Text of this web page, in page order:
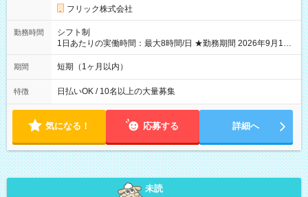
フリック株式会社
勤務時間
シフト制
1日あたりの実働時間：最大8時間/日 ★勤務期間 2026年9月16
日~2026年10月23日 短期勤務OK! 期間中フル勤務できる方優遇
※週3~5日勤務(勤務日数応相談) ※期間前から勤務スタートも可
り ※夜勤シフトあり
期間 短期（1ヶ月以内）
特徴 日払いOK / 10名以上の大量募集
気になる！ 応募する 詳細へ
未読